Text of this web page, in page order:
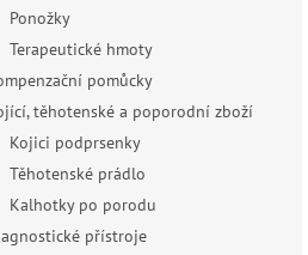
Ponožky
Terapeutické hmoty
pomůcky
těhotenské a poporodní zboží
Kojici podprsenky
Těhotenské prádlo
Kalhotky po porodu
přístroje